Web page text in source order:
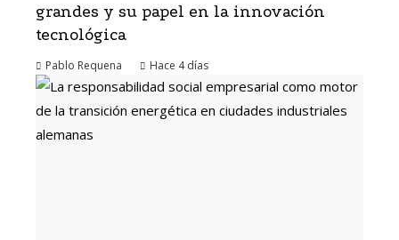
grandes y su papel en la innovación
tecnológica
Pablo Requena Hace 4 días